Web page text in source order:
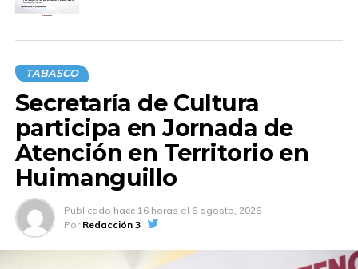
Compartir en:
TABASCO
Secretaría de Cultura
participa en Jornada de
Atención en Territorio en
Huimanguillo
Publicado hace 16 horas el 6 agosto, 2026
Por Redacción 3